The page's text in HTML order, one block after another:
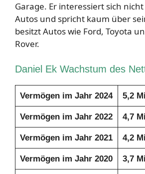
Garage. Er interessiert sich
Autos und spricht kaum über
besitzt Autos wie Ford, Toyota
Rover.
Daniel Ek Wachstum des
Vermögen im Jahr 2024 5,2
Vermögen im Jahr 2022 4,7
Vermögen im Jahr 2021 4,2
Vermögen im Jahr 2020 3,7